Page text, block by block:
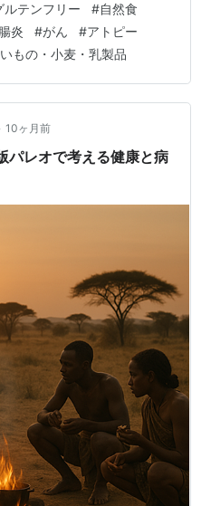
んなに増悪しないです さ
が速い、楽器が弾ける、野
ならない！と大声で言う 吉
っていましたね 言葉にト
難病や身障者が、自分の得
ルテンフリー #自然食
炎 #がん #アトピー
もの・小麦・乳製品
10ヶ月前
パレオで考える健康と病